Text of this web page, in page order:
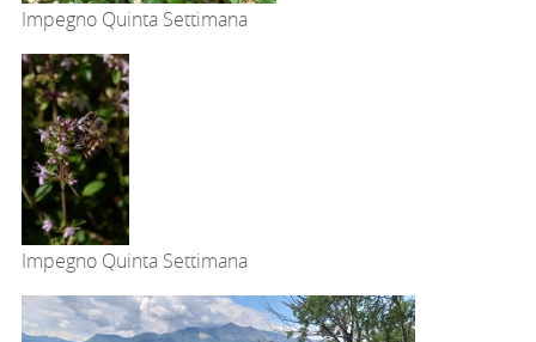
Impegno Quinta Settimana
Impegno Quinta Settimana